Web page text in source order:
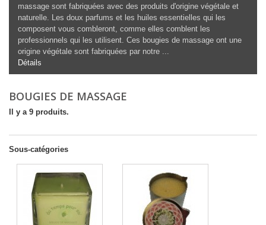
massage sont fabriquées avec des produits d'origine végétale et
naturelle. Les doux parfums et les huiles essentielles qui les
composent vous combleront, comme elles comblent les
professionnels qui les utilisent. Ces bougies de massage ont une
origine végétale sont fabriquées par notre ...
Détails
BOUGIES DE MASSAGE
Il y a 9 produits.
Sous-catégories